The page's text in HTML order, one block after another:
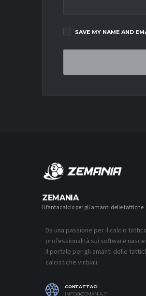
SAVE MY NAME AND
ZEMANIA
Il fantacalcio per gli amanti delle tattiche
Da una passione per il calcio
professionalità sui software nasce
il portale per gli amanti delle
calcistiche virtuali.
CONTATTACI
INFO@ZEMANIA.IT